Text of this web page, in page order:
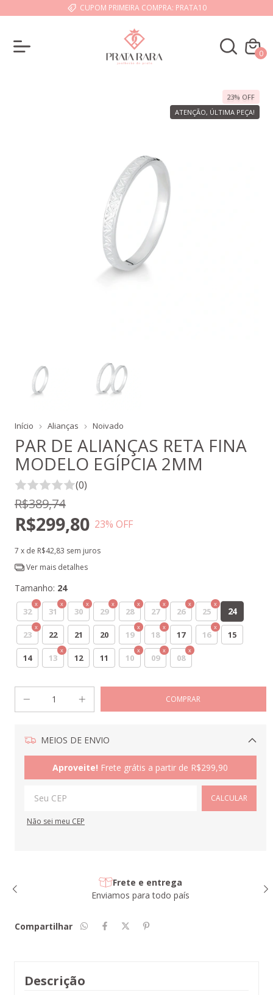
CUPOM PRIMEIRA COMPRA: PRATA10
0
23% OFF
ATENÇÃO, ÚLTIMA PEÇA!
Início Alianças Noivado
PAR DE ALIANÇAS RETA FINA
MODELO EGÍPCIA 2MM
(0)
R$389,74
R$299,80 23% OFF
7 x de R$42,83 sem juros
Ver mais detalhes
Tamanho: 24
32 31 30 29 28 27 26 25 24
23 22 21 20 19 18 17 16 15
14 13 12 11 10 09 08
MEIOS DE ENVIO
Aproveite! Frete grátis a partir de R$299,90
CALCULAR
Não sei meu CEP
Frete e entrega
Enviamos para todo país
Compartilhar
Descrição